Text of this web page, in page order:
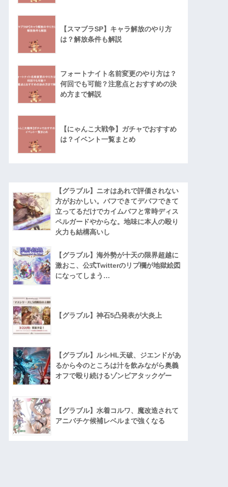
【スマブラSP】キャラ解放のやり方
は？解放条件も解説
フォートナイト名前変更のやり方は？
何回でも可能？注意点とおすすめの決
め方まで解説
【にゃんこ大戦争】ガチャでおすすめ
は？イベント一覧まとめ
【グラブル】ニオはあれで評価されない
方がおかしい。バフできてデバフできて
立ってるだけでカイムバフと常時ディス
ペルガードやからな。地味に本人の殴り
火力も結構高いし
【グラブル】海外勢が十天の限界超越に
激おこ、公式Twitterのリプ欄が地獄絵図
になってしまう…
【グラブル】神石5凸発表が大炎上
【グラブル】ルシHL天破、ジエンドがあ
るから今のところは汁を飲みながら奥義
オフで殴り続けるゾンビアタックゲー
【グラブル】水着コルワ、魔改造されて
アニバチケ候補レベルまで強くなる